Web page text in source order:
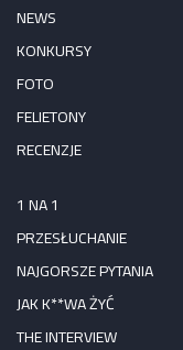
NEWS
KONKURSY
FOTO
FELIETONY
RECENZJE
1 NA 1
PRZESŁUCHANIE
NAJGORSZE PYTANIA
JAK K**WA ŻYĆ
THE INTERVIEW